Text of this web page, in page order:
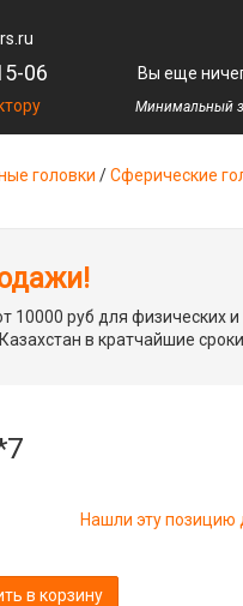
06
Вы еще
Минимальный
головки /Сферические
10000 руб для физических и
в кратчайшие
Нашли эту позицию
в корзину